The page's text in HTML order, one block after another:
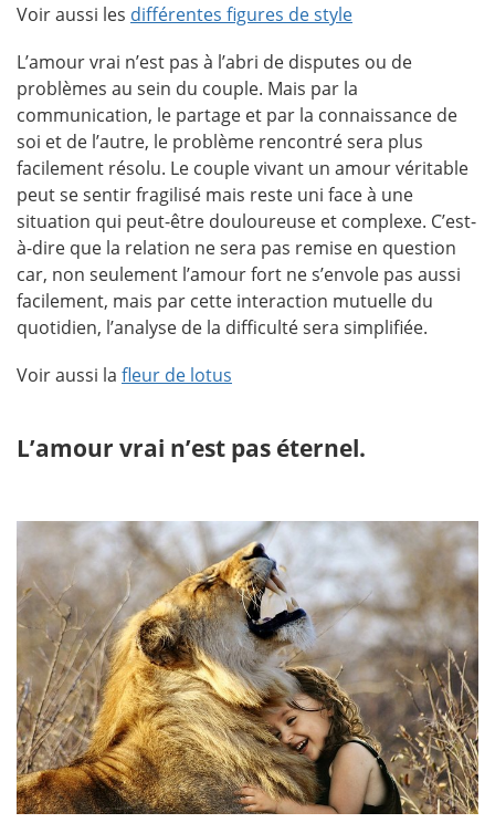
Voir aussi les différentes figures de style
L’amour vrai n’est pas à l’abri de disputes ou de
problèmes au sein du couple. Mais par la
communication, le partage et par la connaissance de
soi et de l’autre, le problème rencontré sera plus
facilement résolu. Le couple vivant un amour véritable
peut se sentir fragilisé mais reste uni face à une
situation qui peut-être douloureuse et complexe. C’est-
à-dire que la relation ne sera pas remise en question
car, non seulement l’amour fort ne s’envole pas aussi
facilement, mais par cette interaction mutuelle du
quotidien, l’analyse de la difficulté sera simplifiée.
Voir aussi la fleur de lotus
L’amour vrai n’est pas éternel.